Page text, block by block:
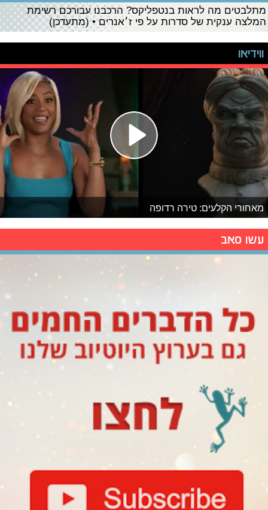
מתלבטים מה לראות בנטפליקס? הרכבנו עבורכם רשימת
המלצה ענקית של סדרות על פי ז׳אנרים • (מתעדכן)
ווידיאו
מאחורי הקלעים: טירה רדופה
עשו סאב